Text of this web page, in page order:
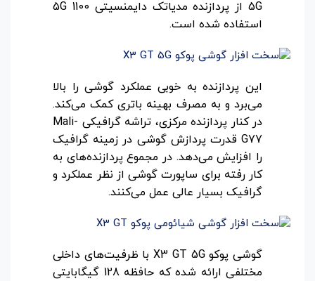
5G از پردازنده مدیاتک دایمنسیتی 1100 5G
استفاده شده است.
این پردازنده به خوبی عملکرد گوشی را بالا
می‌برد و به مصرف بهینه باتری کمک می‌کند.
در کنار پردازنده مرکزی، تراشه گرافیکی Mali-
G77 قدرت پردازش گوشی در زمینه گرافیک
را افزایش می‌دهد. در مجموع پردازنده‌های به
کار رفته برای ساپورت گوشی از نظر عملکرد و
گرافیک بسیار عالی عمل می‌کنند.
گوشی پوکو X3 GT 5G با ظرفیت‌های داخلی
مختلفی ارائه شده که حافظه 128 گیگابایتی